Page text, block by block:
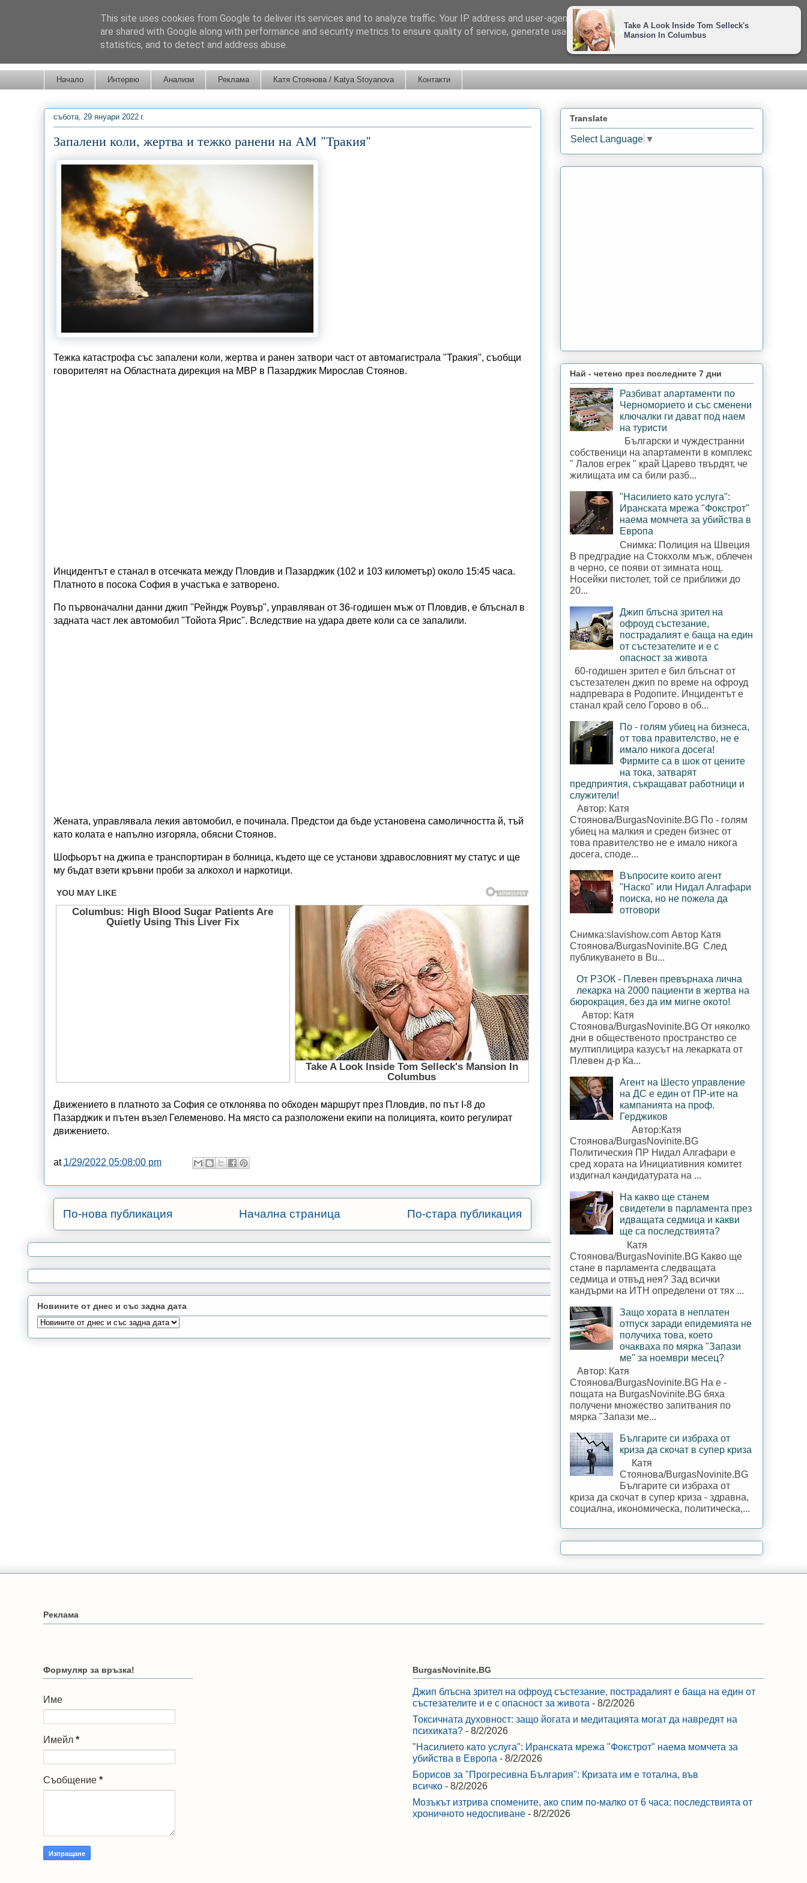
Начало Интервю Анализи Реклама Катя Стоянова / Katya Stoyanova Контакти
събота, 29 януари 2022 г.
Запалени коли, жертва и тежко ранени на АМ "Тракия"
Тежка катастрофа със запалени коли, жертва и ранен затвори част от автомагистрала "Тракия", съобщи
говорителят на Областната дирекция на МВР в Пазарджик Мирослав Стоянов.
Инцидентът е станал в отсечката между Пловдив и Пазарджик (102 и 103 километър) около 15:45 часа.
Платното в посока София в участъка е затворено.
По първоначални данни джип "Рейндж Роувър", управляван от 36-годишен мъж от Пловдив, е блъснал в
задната част лек автомобил "Тойота Ярис". Вследствие на удара двете коли са се запалили.
Жената, управлявала лекия автомобил, е починала. Предстои да бъде установена самоличността й, тъй
като колата е напълно изгоряла, обясни Стоянов.
Шофьорът на джипа е транспортиран в болница, където ще се установи здравословният му статус и ще
му бъдат взети кръвни проби за алкохол и наркотици.
Движението в платното за София се отклонява по обходен маршрут през Пловдив, по път I-8 до
Пазарджик и пътен възел Гелеменово. На място са разположени екипи на полицията, които регулират
движението.
at 1/29/2022 05:08:00 pm
По-нова публикация По-стара публикация
Начална страница
Новините от днес и със задна дата
Translate
Select Language ▼
Най - четено през последните 7 дни
Разбиват апартаменти по
Черноморието и със сменени
ключалки ги дават под наем
на туристи
Български и чуждестранни
собственици на апартаменти в комплекс
" Лалов егрек " край Царево твърдят, че
жилищата им са били разб...
"Насилието като услуга":
Иранската мрежа "Фокстрот"
наема момчета за убийства в
Европа
Снимка: Полиция на Швеция
В предградие на Стокхолм мъж, облечен
в черно, се появи от зимната нощ.
Носейки пистолет, той се приближи до
20...
Джип блъсна зрител на
офроуд състезание,
пострадалият е баща на един
от състезателите и е с
опасност за живота
60-годишен зрител е бил блъснат от
състезателен джип по време на офроуд
надпревара в Родопите. Инцидентът е
станал край село Горово в об...
По - голям убиец на бизнеса,
от това правителство, не е
имало никога досега!
Фирмите са в шок от цените
на тока, затварят
предприятия, съкращават работници и
служители!
Автор: Катя
Стоянова/BurgasNovinite.BG По - голям
убиец на малкия и среден бизнес от
това правителство не е имало никога
досега, споде...
Въпросите които агент
"Наско" или Нидал Алгафари
поиска, но не пожела да
отговори
Снимка:slavishow.com Автор Катя
Стоянова/BurgasNovinite.BG След
публикуването в Bu...
От РЗОК - Плевен превърнаха лична
лекарка на 2000 пациенти в жертва на
бюрокрация, без да им мигне окото!
Автор: Катя
Стоянова/BurgasNovinite.BG От няколко
дни в общественото пространство се
мултиплицира казусът на лекарката от
Плевен д-р Ка...
Агент на Шесто управление
на ДС е един от ПР-ите на
кампанията на проф.
Герджиков
Автор:Катя
Стоянова/BurgasNovinite.BG
Политическия ПР Нидал Алгафари е
сред хората на Инициативния комитет
издигнал кандидатурата на ...
На какво ще станем
свидетели в парламента през
идващата седмица и какви
ще са последствията?
Катя
Стоянова/BurgasNovinite.BG Какво ще
стане в парламента следващата
седмица и отвъд нея? Зад всички
кандърми на ИТН определени от тях ...
Защо хората в неплатен
отпуск заради епидемията не
получиха това, което
очакваха по мярка "Запази
ме" за ноември месец?
Автор: Катя
Стоянова/BurgasNovinite.BG На е -
пощата на BurgasNovinite.BG бяха
получени множество запитвания по
мярка "Запази ме...
Българите си избраха от
криза да скочат в супер криза
Катя
Стоянова/BurgasNovinite.BG
Българите си избраха от
криза да скочат в супер криза - здравна,
социална, икономическа, политическа,...
Реклама
Формуляр за връзка!
Име
Имейл *
Съобщение *
BurgasNovinite.BG
Джип блъсна зрител на офроуд състезание, пострадалият е баща на един от
състезателите и е с опасност за живота - 8/2/2026
Токсичната духовност: защо йогата и медитацията могат да навредят на
психиката? - 8/2/2026
"Насилието като услуга": Иранската мрежа "Фокстрот" наема момчета за
убийства в Европа - 8/2/2026
Борисов за "Прогресивна България": Кризата им е тотална, във
всичко - 8/2/2026
Мозъкът изтрива спомените, ако спим по-малко от 6 часа: последствията от
хроничното недоспиване - 8/2/2026
This site uses cookies from Google to deliver its services and to analyze traffic. Your IP address and user-agent
are shared with Google along with performance and security metrics to ensure quality of service, generate usage
statistics, and to detect and address abuse.
LEARN MORE GOT IT